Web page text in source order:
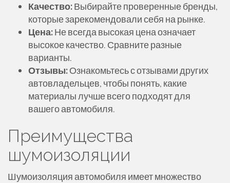
Качество:Выбирайте проверенные бренды,
которые зарекомендовали себя на рынке.
Цена:Не всегда высокая цена означает
высокое качество. Сравните разные
варианты.
Отзывы:Ознакомьтесь с отзывами других
автовладельцев, чтобы понять, какие
материалы лучше всего подходят для
вашего автомобиля.
Преимущества
шумоизоляции
Шумоизоляция автомобиля имеет множество